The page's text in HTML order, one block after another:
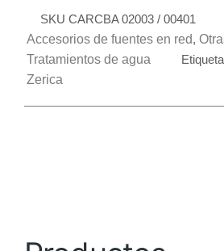
SKU CARCBA 02003 / 00401
Accesorios de fuentes en red,
Tratamientos de agua
Zerica